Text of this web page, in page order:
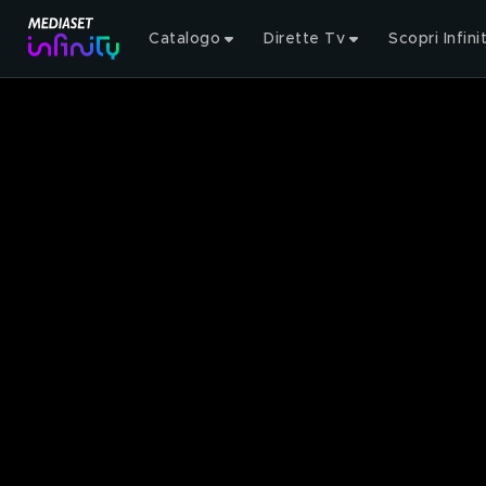
Catalogo Dirette Tv Scopri